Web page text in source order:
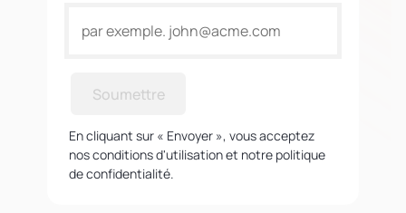
Soumettre
En cliquant sur « Envoyer », vous acceptez
nos conditions d'utilisation et notre politique
de confidentialité.